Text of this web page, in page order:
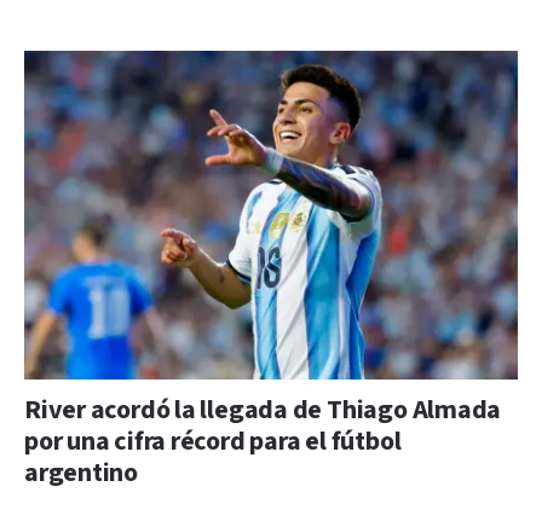
River acordó la llegada de Thiago Almada
por una cifra récord para el fútbol
argentino